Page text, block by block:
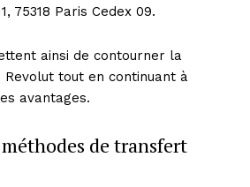
75318 Paris Cedex 09.
ainsi de contourner la
tout en continuant à
avantages.
de transfert